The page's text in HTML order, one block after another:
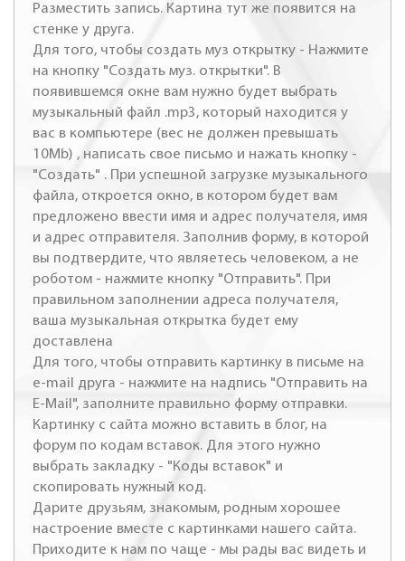
Разместить запись. Картина тут же появится на
стенке у друга.
Для того, чтобы создать муз открытку - Нажмите
на кнопку "Создать муз. открытки". В
появившемся окне вам нужно будет выбрать
музыкальный файл .mp3, который находится у
вас в компьютере (вес не должен превышать
10Mb) , написать свое письмо и нажать кнопку -
"Создать" . При успешной загрузке музыкального
файла, откроется окно, в котором будет вам
предложено ввести имя и адрес получателя, имя
и адрес отправителя. Заполнив форму, в которой
вы подтвердите, что являетесь человеком, а не
роботом - нажмите кнопку "Отправить". При
правильном заполнении адреса получателя,
ваша музыкальная открытка будет ему
доставлена
Для того, чтобы отправить картинку в письме на
e-mail друга - нажмите на надпись "Отправить на
E-Mail", заполните правильно форму отправки.
Картинку с сайта можно вставить в блог, на
форум по кодам вставок. Для этого нужно
выбрать закладку - "Коды вставок" и
скопировать нужный код.
Дарите друзьям, знакомым, родным хорошее
настроение вместе с картинками нашего сайта.
Приходите к нам по чаще - мы рады вас видеть и